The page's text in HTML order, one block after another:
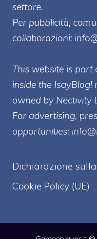
settore.
Per pubblicità,
collaborazioni:
This website is part
inside the IsayBlog!
owned by Nectivity
For advertising,
opportunities:
Dichiarazione sulla
Cookie Policy (UE)